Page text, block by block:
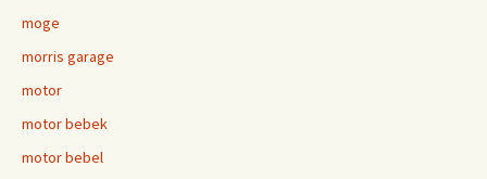
moge
morris garage
motor
motor bebek
motor bebel